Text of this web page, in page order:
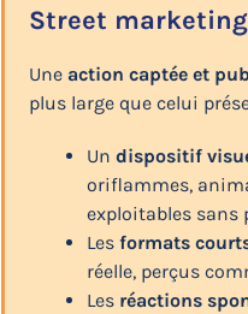
Street
Une action captée et
plus large que celui
Un dispositif
oriflammes,
exploitables sans
Les formats
réelle, perçus
Les réactions